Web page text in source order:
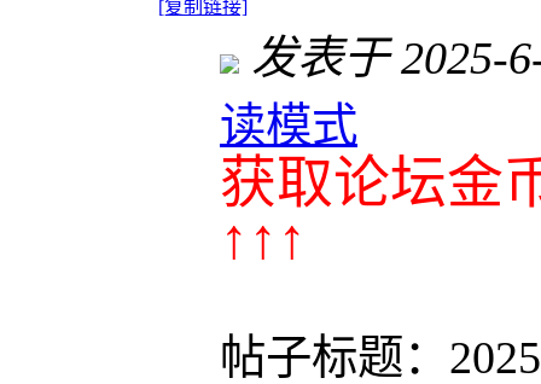
[复制链接]
发表于 2025-
读模式
获取论坛金
↑↑↑
帖子标题：